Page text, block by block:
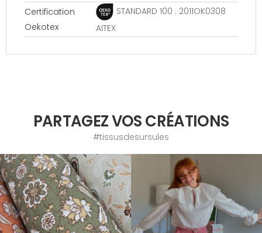
Certification
Oekotex
STANDARD 100 : 2011OK0308
AITEX
PARTAGEZ VOS CRÉATIONS
#tissusdesursules